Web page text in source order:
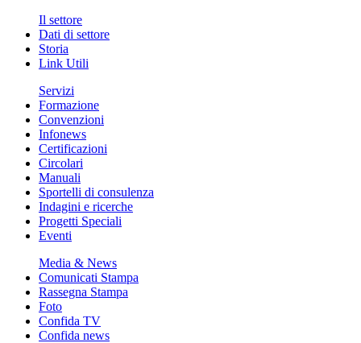
Il settore
Dati di settore
Storia
Link Utili
Servizi
Formazione
Convenzioni
Infonews
Certificazioni
Circolari
Manuali
Sportelli di consulenza
Indagini e ricerche
Progetti Speciali
Eventi
Media & News
Comunicati Stampa
Rassegna Stampa
Foto
Confida TV
Confida news